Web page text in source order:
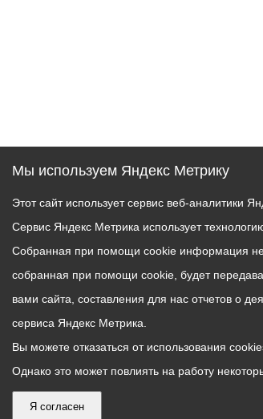
Мы используем Яндекс Метрику
Этот сайт использует сервис веб-
Сервис Яндекс Метрика использует
Собранная при помощи cookie информация не
собранная при помощи cookie, будет
вами сайта, составления для нас отчетов о
сервиса Яндекс Метрика.
Вы можете отказаться от использования
Однако это может повлиять на работу
Я согласен